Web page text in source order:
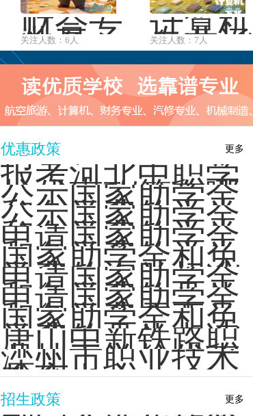
财会专
业是一
个与财
务和会
计相关
的专业
···
关注人数：6人 计算机
专业涵
盖了众
多的研
究方向
和应用
···
关注人数：7人
优惠政策 更多
报考河北中职学
校优惠政策有哪
些？
公示国家助学金
和免学费的学生
名单时，如果发
现错误···
公示国家助学金
和免学费的学生
名单时需要注意
哪些事···
申请国家助学金
和免学费的学生
名单是如何公示
的？
国家助学金和免
学费的资助标准
是多少？
申请国家助学金
和免学费的具体
材料有哪些？
申请国家助学金
和免学费需要具
备哪些条件？
基于 ···
国家助学金和免
学费的具体申请
流程是怎样的？
唐山中新铁路职
业技工学校优惠
政策
滦州市职业技术
教育中心
招生政策 更多